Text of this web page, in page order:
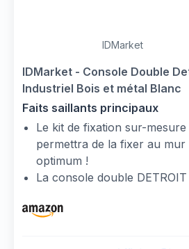
ranger des objets ou
un système d’emboîtement
d’un simple “clic” pour
des tiroirs, sans aucune vis à
Beaucoup de place : Cette
un grand plateau pour les
utilisés ou les décorations, 3
pour cacher les petits
ouverte pour les chaussures
objets
IDMarket
IDMarket - Console Double
Industriel Bois et métal Blanc
Faits saillants principaux
Le kit de fixation sur-
permettra de la fixer au
optimum !
La console double
apporte une touche
à votre intérieur
L'épaisseur des plateaux et